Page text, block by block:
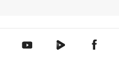
텐아시아 유튜브텐아시아 네이버TV
텐아시